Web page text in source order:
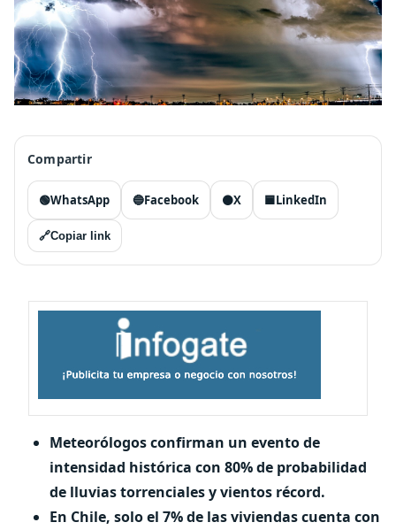
Compartir
🟢WhatsApp 🔵Facebook ⚫X 🟦LinkedIn
🔗Copiar link
Meteorólogos confirman un evento de
intensidad histórica con 80% de probabilidad
de lluvias torrenciales y vientos récord.
En Chile, solo el 7% de las viviendas cuenta con